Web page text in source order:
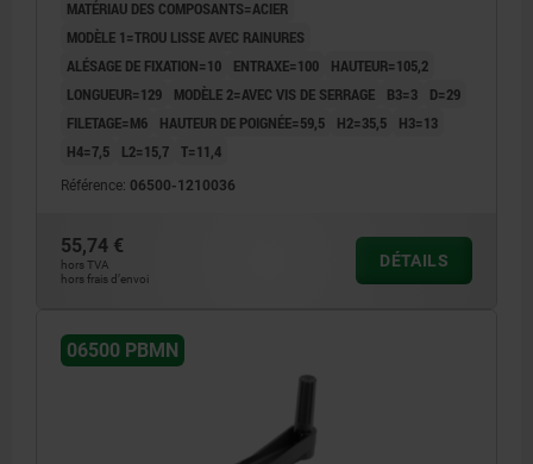
MATÉRIAU DES COMPOSANTS=ACIER
MODÈLE 1=TROU LISSE AVEC RAINURES
ALÉSAGE DE FIXATION=10
ENTRAXE=100
HAUTEUR=105,2
LONGUEUR=129
MODÈLE 2=AVEC VIS DE SERRAGE B3=3
D=29
FILETAGE=M6
HAUTEUR DE POIGNÉE=59,5 H2=35,5
H3=13
H4=7,5
L2=15,7 T=11,4
Référence: 06500-1210036
55,74 €
hors TVA
hors frais d’envoi
DÉTAILS
06500 PBMN